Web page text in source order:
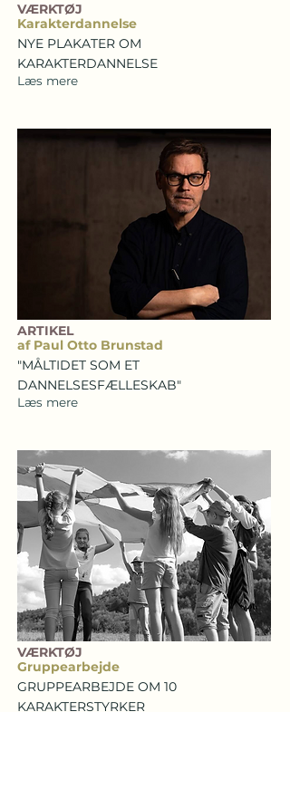
VÆRKTØJ
Karakterdannelse
NYE PLAKATER OM
KARAKTERDANNELSE
Læs mere
ARTIKEL
af Paul Otto Brunstad
"MÅLTIDET SOM ET
DANNELSESFÆLLESKAB"
Læs mere
VÆRKTØJ
Gruppearbejde
GRUPPEARBEJDE OM 10
KARAKTERSTYRKER